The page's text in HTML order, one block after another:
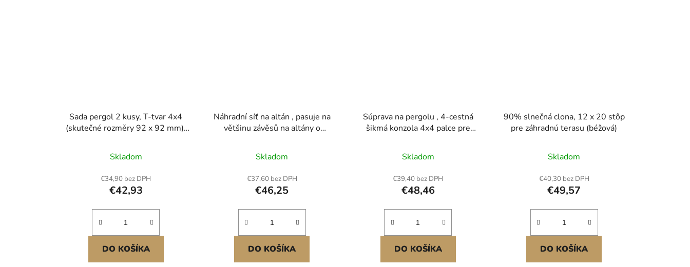
Sada pergol 2 kusy, T-tvar 4x4
(skutečné rozměry 92 x 92 mm),
konzolí pro altán pro kutily ze
dřeva s vruty pro dřevěné trámy
92 x 92 mm ve skutečné velikosti
pro venkovní párty a bankety
Skladom
€34,90 bez DPH
€42,93
DO KOŠÍKA
Náhradní síť na altán , pasuje na
většinu závěsů na altány o
venkovní zahradní síť, 4dílná boční
síťovina, síťovina na terasu s
dvojitým zipem, stříška (pouze
síťovina)
Skladom
€37,60 bez DPH
€46,25
DO KOŠÍKA
Súprava na pergolu , 4-cestná
šikmá konzola 4x4 palce pre
92 x 92 mm, konzola na pergolu z
uhlíkovej ocele so stĺpikovou
základňou a základňou na montáž
na stenu, pre vonkajšie pergoly,
altánky, prístrešky
Skladom
€39,40 bez DPH
€48,46
DO KOŠÍKA
90% slnečná clona, 12 x 20 stôp
pre záhradnú terasu (béžová)
Skladom
€40,30 bez DPH
€49,57
DO KOŠÍKA